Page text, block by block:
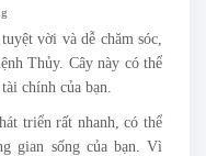
vời và dễ chăm sóc,
Thủy. Cây này có thể
chính của bạn.
triển rất nhanh, có thể
gian sống của bạn. Vì